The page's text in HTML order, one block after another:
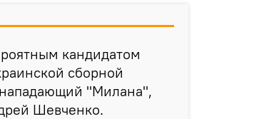
кандидатом
сборной
"Милана",
Шевченко.